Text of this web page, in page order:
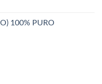
100% PURO